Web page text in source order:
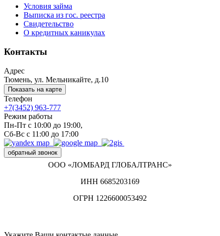
Условия займа
Выписка из гос. реестра
Свидетельство
О кредитных каникулах
Контакты
Адрес
Тюмень, ул. Мельникайте, д.10
Показать на карте
Телефон
+7(3452) 963-777
Режим работы
Пн-Пт с 10:00 до 19:00,
Сб-Вс с 11:00 до 17:00
обратный звонок
ООО «ЛОМБАРД ГЛОБАЛТРАНС»
ИНН 6685203169
ОГРН 1226600053492